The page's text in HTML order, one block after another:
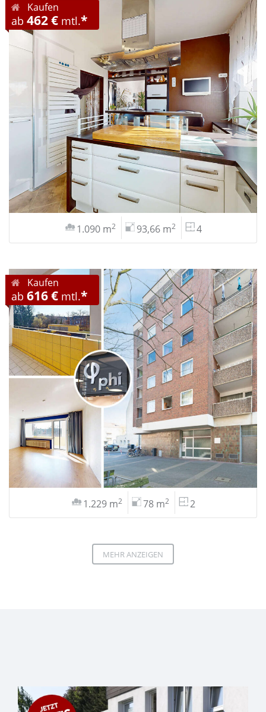
Kaufen
ab 462 € mtl.*
1.090 m2 93,66 m2 4
Kaufen
ab 616 € mtl.*
1.229 m2 78 m2 2
MEHR ANZEIGEN